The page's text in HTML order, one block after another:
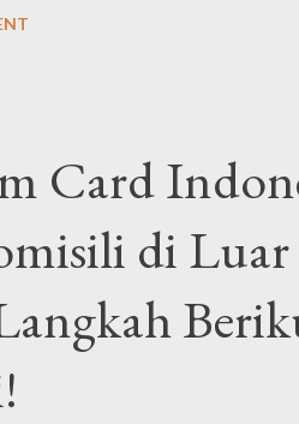
sudah memiliki
dibekali Allah
diri dengan dunia luar.
proses menjalani
Penjelasan bu Evi
Card
di Luar